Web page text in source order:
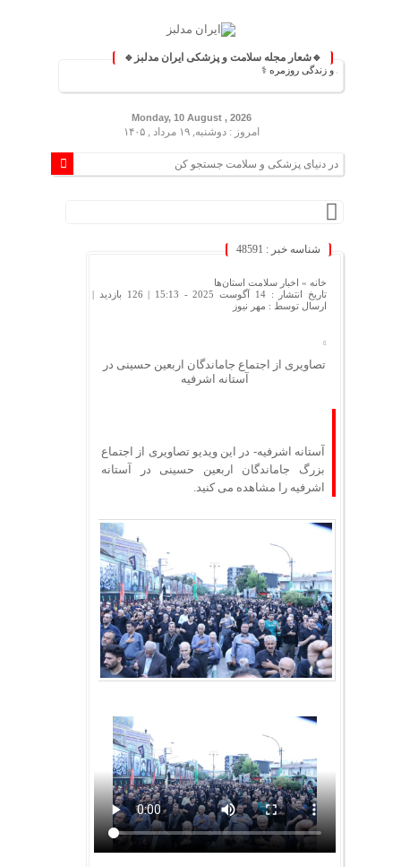
🔹شعار مجله سلامت و پزشکی ایران مدلبز🔹
پزشکی و زندگی روزمره ⚕️
Monday, 10 August , 2026
امروز : دوشنبه, ۱۹ مرداد , ۱۴۰۵
شناسه خبر : 48591
خانه » اخبار سلامت استان‌ها
تاریخ انتشار : 14 آگوست 2025 - 15:13 |
126 بازدید
|
ارسال توسط : مهر نیوز
تصاویری از اجتماع جاماندگان اربعین حسینی در
آستانه اشرفیه
آستانه اشرفیه- در این ویدیو تصاویری از اجتماع
بزرگ جاماندگان اربعین حسینی در آستانه
اشرفیه را مشاهده می کنید.